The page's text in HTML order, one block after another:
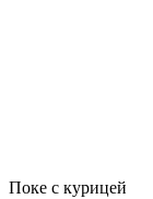
Поке с курицей